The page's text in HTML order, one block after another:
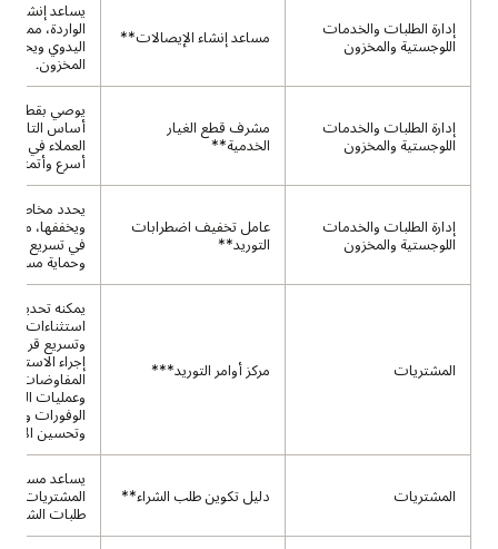
إدارة الطلبات والخدمات
اللوجستية والمخزون
مساعد إنشاء الإيصالات**
يساعد إنشاء
الواردة، مما
اليدوي
المخزون.
إدارة الطلبات والخدمات
اللوجستية والمخزون
مشرف قطع الغيار
الخدمية**
يوصي بقطع
أساس
العملاء في
أسرع وأتمتة
إدارة الطلبات والخدمات
اللوجستية والمخزون
عامل تخفيف اضطرابات
التوريد**
يحدد مخاطر
ويخففها، مما
في تسريع
وحماية
المشتريات مركز أوامر التوريد***
يمكنه تحديد
استثناءات
وتسريع قرارات
إجراء
المفاوضات
وعمليات
الوفورات
وتحسين
المشتريات دليل تكوين طلب الشراء**
يساعد
المشتريات
طلبات الشراء